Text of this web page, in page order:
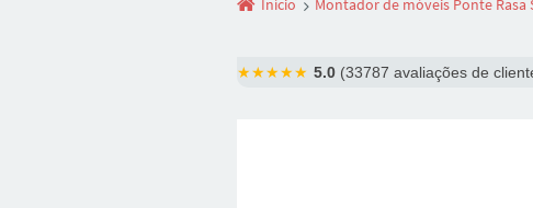
Início Montador de móveis Ponte Rasa
★★★★★ 5.0 (33787 avaliações de